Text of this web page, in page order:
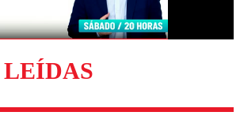
Enviar comentario